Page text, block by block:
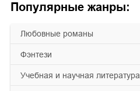
Популярные жанры:
любовные романы
фэнтези
учебная и научная литература